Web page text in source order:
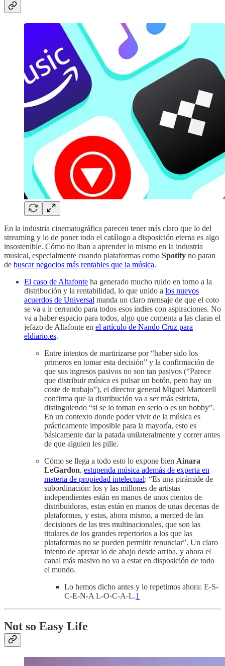
En la industria cinematográfica parecen tener más claro que lo del
streaming y lo de poner todo el catálogo a disposición eterna es algo
insostenible. Cómo no iban a aprender lo mismo en la industria
musical, especialmente cuando plataformas como Spotify no paran
de buscar negocios más rentables que la música.
El caso de Altafonte ha generado mucho ruido en torno a la
distribución y la rentabilidad, lo que unido a los nuevos
acuerdos de Universal manda un claro mensaje de que el coto
se va a ir cerrando para todos esos indies con aspiraciones. No
va a haber espacio para todos, algo que comenta a las claras el
jefazo de Altafonte en el artículo de Nando Cruz para
eldiario.es.
Entre intentos de martirizarse por “haber sido los
primeros en tomar esta decisión” y la confirmación de
que sus ingresos pasivos no son tan pasivos (“Parece
que distribuir música es pulsar un botón, pero hay un
coste de trabajo”), el director general Miguel Martorell
confirma que la distribución va a ser más estricta,
distinguiendo “si se lo toman en serio o es un hobby”.
En un contexto donde poder vivir de la música es
prácticamente imposible para la mayoría, esto es
básicamente dar la patada unilateralmente y correr antes
de que alguien les pille.
Cómo se llega a todo esto lo expone bien Ainara
LeGardon, estupenda música además de experta en
materia de propiedad intelectual: “Es una pirámide de
subordinación: los y las millones de artistas
independientes están en manos de unos cientos de
distribuidoras, estas están en manos de unas decenas de
plataformas, y estas, ahora mismo, a merced de las
decisiones de las tres multinacionales, que son las
titulares de los grandes repertorios a los que las
plataformas no se pueden permitir renunciar”. Un claro
intento de apretar lo de abajo desde arriba, y ahora el
canal más masivo no va a estar en disposición de todo
el mundo.
Lo hemos dicho antes y lo repetimos ahora: E-S-
C-E-N-A L-O-C-A-L.1
Not so Easy Life